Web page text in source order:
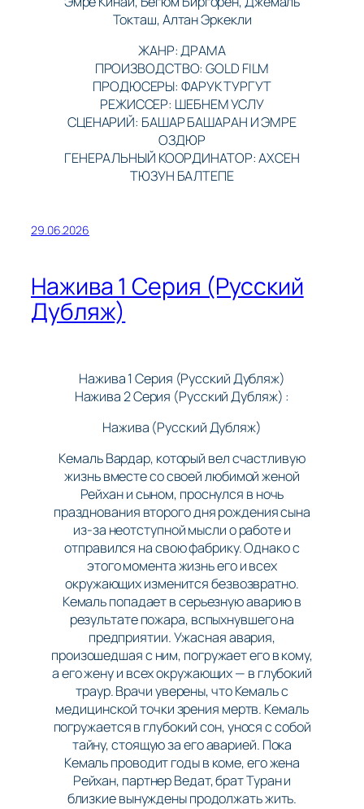
Токташ, Алтан Эркекли
ЖАНР: ДРАМА
ПРОИЗВОДСТВО: GOLD FILM
ПРОДЮСЕРЫ: ФАРУК ТУРГУТ
РЕЖИССЕР: ШЕБНЕМ УСЛУ
СЦЕНАРИЙ: БАШАР БАШАРАН И ЭМРЕ
ОЗДЮР
ГЕНЕРАЛЬНЫЙ КООРДИНАТОР: АХСЕН
ТЮЗУН БАЛТЕПЕ
29.06.2026
Нажива 1 Серия (Русский
Дубляж)
Нажива 1 Серия (Русский Дубляж)
Нажива 2 Серия (Русский Дубляж) :
Нажива (Русский Дубляж)
Кемаль Вардар, который вел счастливую
жизнь вместе со своей любимой женой
Рейхан и сыном, проснулся в ночь
празднования второго дня рождения сына
из-за неотступной мысли о работе и
отправился на свою фабрику. Однако с
этого момента жизнь его и всех
окружающих изменится безвозвратно.
Кемаль попадает в серьезную аварию в
результате пожара, вспыхнувшего на
предприятии. Ужасная авария,
произошедшая с ним, погружает его в кому,
а его жену и всех окружающих — в глубокий
траур. Врачи уверены, что Кемаль с
медицинской точки зрения мертв. Кемаль
погружается в глубокий сон, унося с собой
тайну, стоящую за его аварией. Пока
Кемаль проводит годы в коме, его жена
Рейхан, партнер Ведат, брат Туран и
близкие вынуждены продолжать жить.